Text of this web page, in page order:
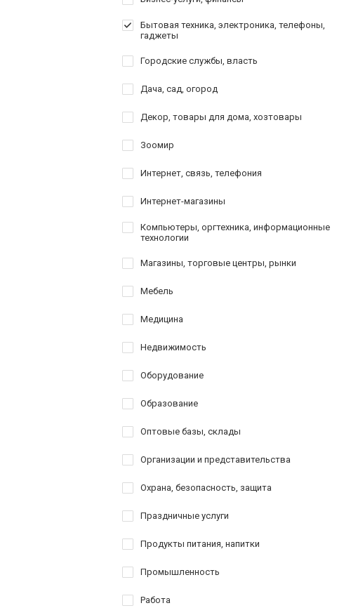
Бытовая техника, электроника, телефоны,
гаджеты
Городские службы, власть
Дача, сад, огород
Декор, товары для дома, хозтовары
Зоомир
Интернет, связь, телефония
Интернет-магазины
Компьютеры, оргтехника, информационные
технологии
Магазины, торговые центры, рынки
Мебель
Медицина
Недвижимость
Оборудование
Образование
Оптовые базы, склады
Организации и представительства
Охрана, безопасность, защита
Праздничные услуги
Продукты питания, напитки
Промышленность
Работа